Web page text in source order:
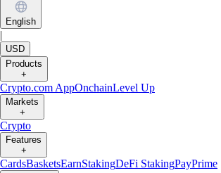
English
|
USD
Products
+
Crypto.com AppOnchainLevel Up
Markets
+
Crypto
Features
+
CardsBasketsEarnStakingDeFi StakingPayPrime